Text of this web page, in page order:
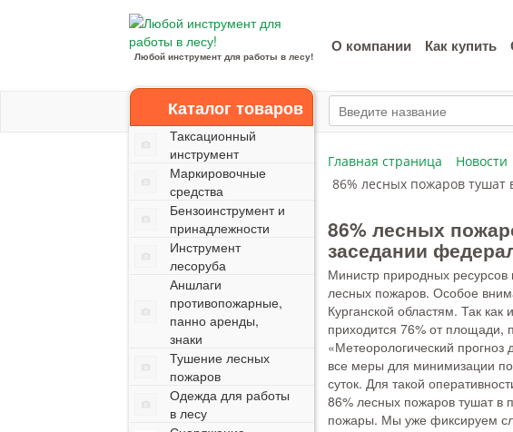
Любой инструмент для работы в лесу!
О компании Как купить
Каталог товаров
Таксационный
инструмент
Маркировочные
средства
Бензоинструмент и
принадлежности
Инструмент
лесоруба
Аншлаги
противопожарные,
панно аренды,
знаки
Тушение лесных
пожаров
Одежда для работы
в лесу
Главная страница
Новости
86% лесных пожаров тушат
86% лесных
заседании
Министр природных ресурсов
лесных пожаров. Особое
Курганской областям. Так
приходится 76% от площади,
«Метеорологический
все меры для минимизации
суток. Для такой
86% лесных пожаров тушат в
пожары. Мы уже фиксируем